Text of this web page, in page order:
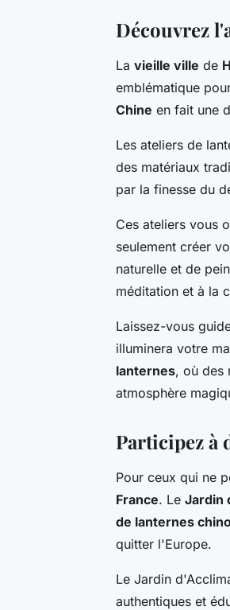
Découvrez
La vieille ville de
emblématique
Chine en fait une
Les ateliers de
des matériaux
par la finesse du
Ces ateliers vous
seulement créer
naturelle et de
méditation et à la
Laissez-vous
illuminera votre
lanternes, où des
atmosphère
Participez à
Pour ceux qui ne
France. Le Jardin
de lanternes
quitter l'Europe.
Le Jardin
authentiques et